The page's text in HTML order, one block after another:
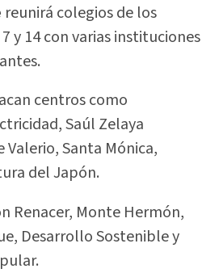
reunirá colegios de los
y 14 con varias instituciones
centros como
Saúl Zelaya
Valerio, Santa Mónica,
del Japón.
Renacer, Monte Hermón,
Desarrollo Sostenible y